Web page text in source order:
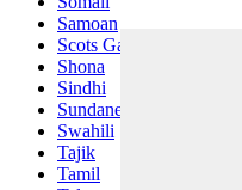
Samoan
Scots Gaelic
Shona
Sindhi
Sundanese
Swahili
Tajik
Tamil